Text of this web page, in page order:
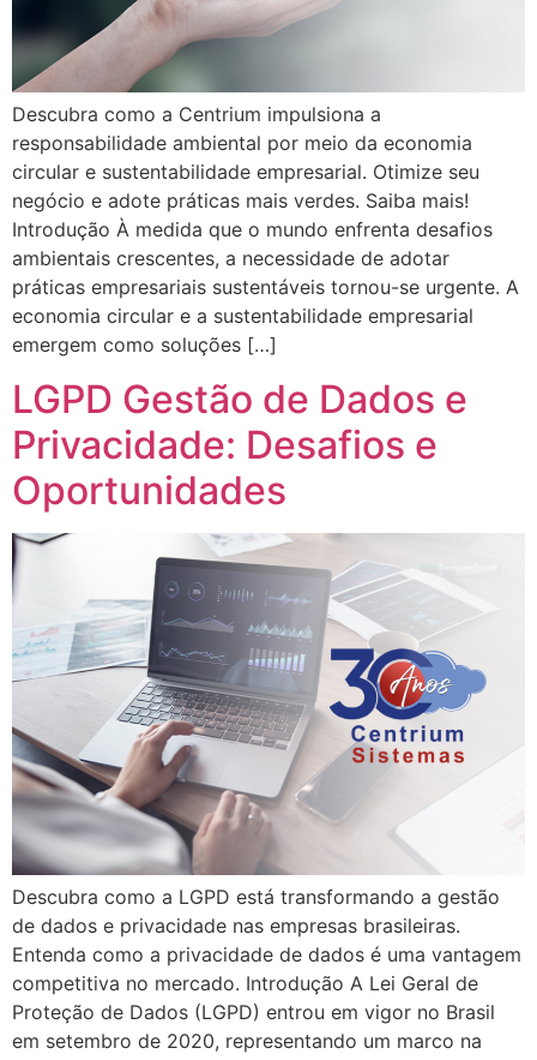
Descubra como a Centrium impulsiona a
responsabilidade ambiental por meio da economia
circular e sustentabilidade empresarial. Otimize seu
negócio e adote práticas mais verdes. Saiba mais!
Introdução À medida que o mundo enfrenta desafios
ambientais crescentes, a necessidade de adotar
práticas empresariais sustentáveis tornou-se urgente. A
economia circular e a sustentabilidade empresarial
emergem como soluções […]
LGPD Gestão de Dados e
Privacidade: Desafios e
Oportunidades
Descubra como a LGPD está transformando a gestão
de dados e privacidade nas empresas brasileiras.
Entenda como a privacidade de dados é uma vantagem
competitiva no mercado. Introdução A Lei Geral de
Proteção de Dados (LGPD) entrou em vigor no Brasil
em setembro de 2020, representando um marco na